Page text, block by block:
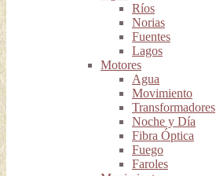
Ríos
Norias
Fuentes
Lagos
Motores
Agua
Movimiento
Transformadores
Noche y Día
Fibra Óptica
Fuego
Faroles